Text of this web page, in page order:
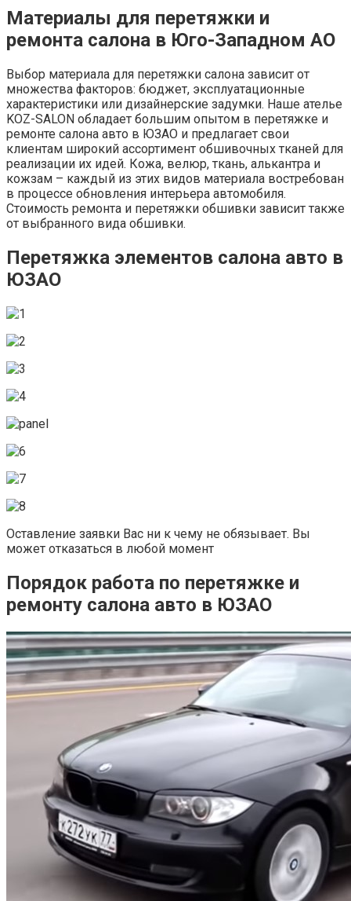
Материалы для перетяжки и
ремонта салона в Юго-Западном АО
Выбор материала для перетяжки салона зависит от
множества факторов: бюджет, эксплуатационные
характеристики или дизайнерские задумки. Наше ателье
KOZ-SALON обладает большим опытом в перетяжке и
ремонте салона авто в ЮЗАО и предлагает свои
клиентам широкий ассортимент обшивочных тканей для
реализации их идей. Кожа, велюр, ткань, алькантра и
кожзам – каждый из этих видов материала востребован
в процессе обновления интерьера автомобиля.
Стоимость ремонта и перетяжки обшивки зависит также
от выбранного вида обшивки.
Перетяжка элементов салона авто в
ЮЗАО
Оставление заявки Вас ни к чему не обязывает. Вы
может отказаться в любой момент
Порядок работа по перетяжке и
ремонту салона авто в ЮЗАО